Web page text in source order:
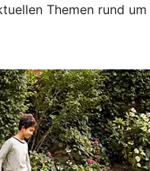
Themen rund um